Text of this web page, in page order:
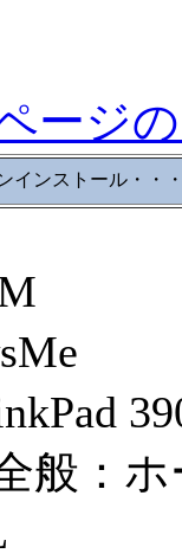
ージ
インストール・・
般：